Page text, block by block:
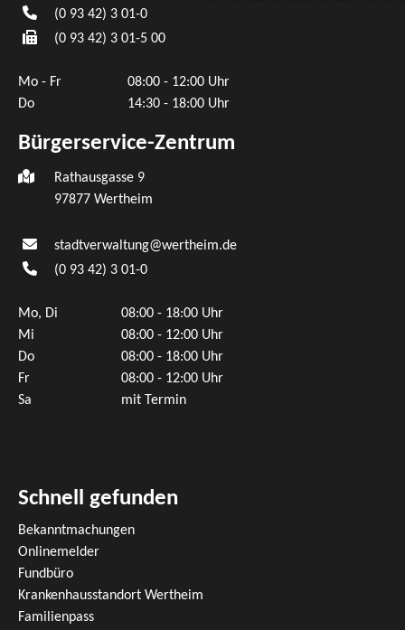
(0 93 42) 3 01-0
(0 93 42) 3 01-5 00
Mo - Fr
08:00 - 12:00 Uhr
Do
14:30 - 18:00 Uhr
Bürgerservice-Zentrum
Rathausgasse 9
97877 Wertheim
stadtverwaltung@wertheim.de
(0 93 42) 3 01-0
Mo, Di
08:00 - 18:00 Uhr
Mi
08:00 - 12:00 Uhr
Do
08:00 - 18:00 Uhr
Fr
08:00 - 12:00 Uhr
Sa
mit Termin
Schnell gefunden
Bekanntmachungen
Onlinemelder
Fundbüro
Krankenhausstandort Wertheim
Familienpass